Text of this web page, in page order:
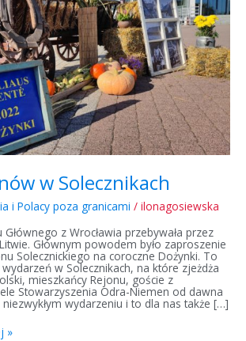
w Solecznikach
i Polacy poza granicami / ilonagosiewska
z Wrocławia przebywała przez
Głównym powodem było zaproszenie
Solecznickiego na coroczne Dożynki. To
w Solecznikach, na które zjeżdża
mieszkańcy Rejonu, goście z
Stowarzyszenia Odra-Niemen od dawna
wydarzeniu i to dla nas także […]
»